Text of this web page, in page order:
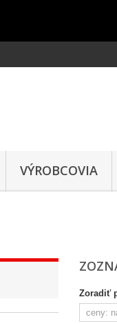
VÝROBCOVIA
Zoradiť